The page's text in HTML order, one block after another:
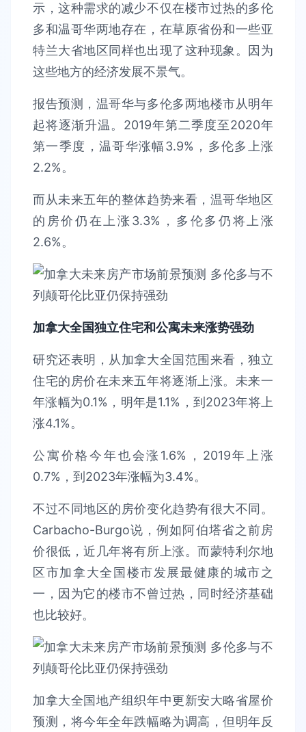
示，这种需求的减少不仅在楼市过热的多伦
多和温哥华两地存在，在草原省份和一些亚
特兰大省地区同样也出现了这种现象。因为
这些地方的经济发展不景气。
报告预测，温哥华与多伦多两地楼市从明年
起将逐渐升温。2019年第二季度至2020年
第一季度，温哥华涨幅3.9%，多伦多上涨
2.2%。
而从未来五年的整体趋势来看，温哥华地区
的房价仍在上涨3.3%，多伦多仍将上涨
2.6%。
加拿大全国独立住宅和公寓未来涨势强劲
研究还表明，从加拿大全国范围来看，独立
住宅的房价在未来五年将逐渐上涨。未来一
年涨幅为0.1%，明年是1.1%，到2023年将上
涨4.1%。
公寓价格今年也会涨1.6%，2019年上涨
0.7%，到2023年涨幅为3.4%。
不过不同地区的房价变化趋势有很大不同。
Carbacho-Burgo说，例如阿伯塔省之前房
价很低，近几年将有所上涨。而蒙特利尔地
区市加拿大全国楼市发展最健康的城市之
一，因为它的楼市不曾过热，同时经济基础
也比较好。
加拿大全国地产组织年中更新安大略省屋价
预测，将今年全年跌幅略为调高，但明年反